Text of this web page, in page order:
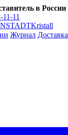
в России
11
Kristall
Журнал Доставка